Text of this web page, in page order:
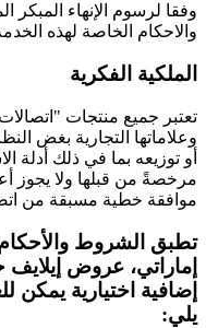
والاحكام الخاصة لهذه
الملكية الفكرية
تعتبر جميع منتجات "اتصالات"
وعلاماتها التجارية بغض
أو توزيعه بما في ذلك أدلة
مرخصةً من قبلها ولا يجوز
موافقة خطية مسبقة من
تطبق الشروط والأحكام
إماراتي، عروض
إضافية اختيارية يمكن
يلي: